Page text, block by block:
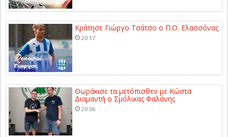
Κράτησε Γιώργο Τσάτσο ο Π.Ο. Ελασσόνας
20:17
Θωράκισε τα μετόπισθεν με Κώστα
Διαμαντή ο Σμόλικας Φαλάνης
20:06